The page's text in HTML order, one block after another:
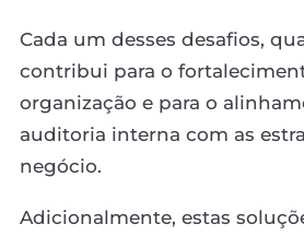
Cada um desses desafios,
contribui para o
organização e para o
auditoria interna com as
negócio.
Adicionalmente, estas